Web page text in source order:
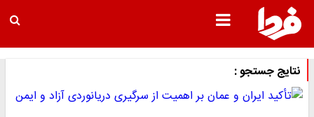
نتایج جستجو :